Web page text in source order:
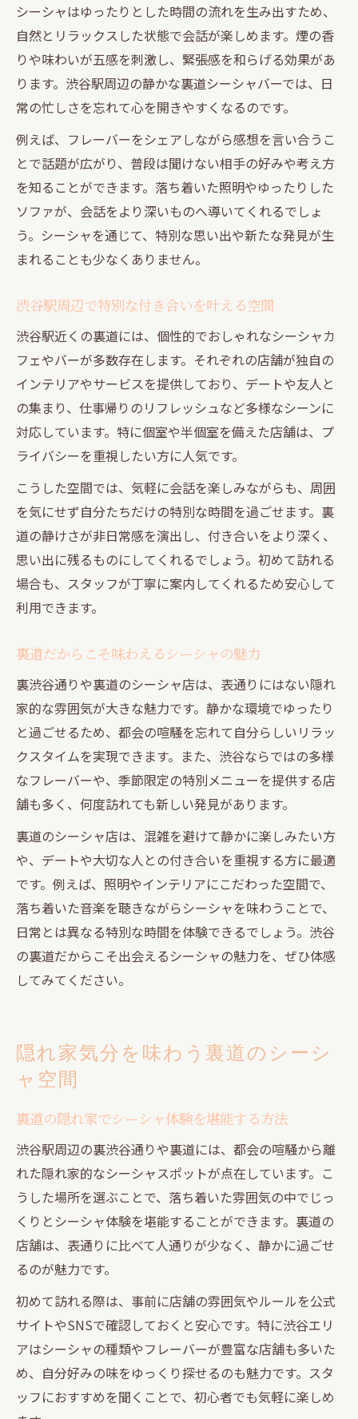
シーシャはゆったりとした時間の流れを生み出すため、
自然とリラックスした状態で会話が楽しめます。煙の香
りや味わいが五感を刺激し、緊張感を和らげる効果があ
ります。渋谷駅周辺の静かな裏道シーシャバーでは、日
常の忙しさを忘れて心を開きやすくなるのです。
例えば、フレーバーをシェアしながら感想を言い合うこ
とで話題が広がり、普段は聞けない相手の好みや考え方
を知ることができます。落ち着いた照明やゆったりした
ソファが、会話をより深いものへ導いてくれるでしょ
う。シーシャを通じて、特別な思い出や新たな発見が生
まれることも少なくありません。
渋谷駅周辺で特別な付き合いを叶える空間
渋谷駅近くの裏道には、個性的でおしゃれなシーシャカ
フェやバーが多数存在します。それぞれの店舗が独自の
インテリアやサービスを提供しており、デートや友人と
の集まり、仕事帰りのリフレッシュなど多様なシーンに
対応しています。特に個室や半個室を備えた店舗は、プ
ライバシーを重視したい方に人気です。
こうした空間では、気軽に会話を楽しみながらも、周囲
を気にせず自分たちだけの特別な時間を過ごせます。裏
道の静けさが非日常感を演出し、付き合いをより深く、
思い出に残るものにしてくれるでしょう。初めて訪れる
場合も、スタッフが丁寧に案内してくれるため安心して
利用できます。
裏道だからこそ味わえるシーシャの魅力
裏渋谷通りや裏道のシーシャ店は、表通りにはない隠れ
家的な雰囲気が大きな魅力です。静かな環境でゆったり
と過ごせるため、都会の喧騒を忘れて自分らしいリラッ
クスタイムを実現できます。また、渋谷ならではの多様
なフレーバーや、季節限定の特別メニューを提供する店
舗も多く、何度訪れても新しい発見があります。
裏道のシーシャ店は、混雑を避けて静かに楽しみたい方
や、デートや大切な人との付き合いを重視する方に最適
です。例えば、照明やインテリアにこだわった空間で、
落ち着いた音楽を聴きながらシーシャを味わうことで、
日常とは異なる特別な時間を体験できるでしょう。渋谷
の裏道だからこそ出会えるシーシャの魅力を、ぜひ体感
してみてください。
隠れ家気分を味わう裏道のシーシ
ャ空間
裏道の隠れ家でシーシャ体験を堪能する方法
渋谷駅周辺の裏渋谷通りや裏道には、都会の喧騒から離
れた隠れ家的なシーシャスポットが点在しています。こ
うした場所を選ぶことで、落ち着いた雰囲気の中でじっ
くりとシーシャ体験を堪能することができます。裏道の
店舗は、表通りに比べて人通りが少なく、静かに過ごせ
るのが魅力です。
初めて訪れる際は、事前に店舗の雰囲気やルールを公式
サイトやSNSで確認しておくと安心です。特に渋谷エリ
アはシーシャの種類やフレーバーが豊富な店舗も多いた
め、自分好みの味をゆっくり探せるのも魅力です。スタ
ッフにおすすめを聞くことで、初心者でも気軽に楽しめ